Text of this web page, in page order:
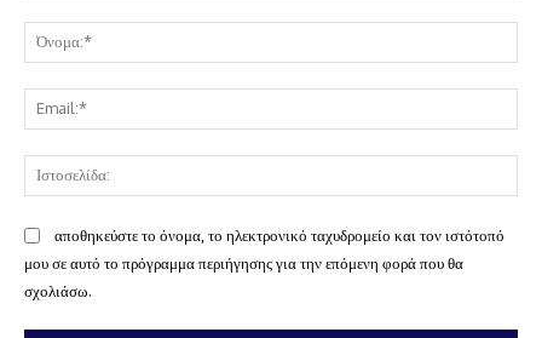
αποθηκεύστε το όνομα, το ηλεκτρονικό ταχυδρομείο και τον ιστότοπό
μου σε αυτό το πρόγραμμα περιήγησης για την επόμενη φορά που θα
σχολιάσω.